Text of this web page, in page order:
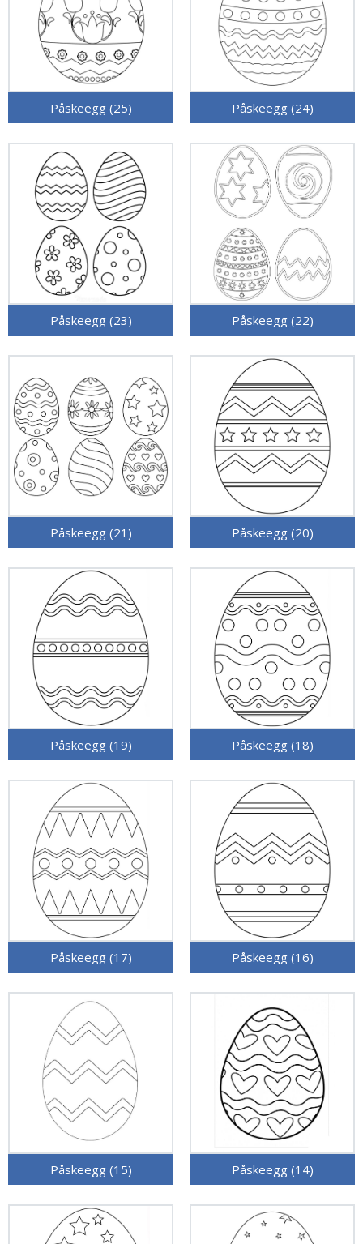
Påskeegg (25) Påskeegg (24)
Påskeegg (23) Påskeegg (22)
Påskeegg (21) Påskeegg (20)
Påskeegg (19) Påskeegg (18)
Påskeegg (17) Påskeegg (16)
Påskeegg (15) Påskeegg (14)